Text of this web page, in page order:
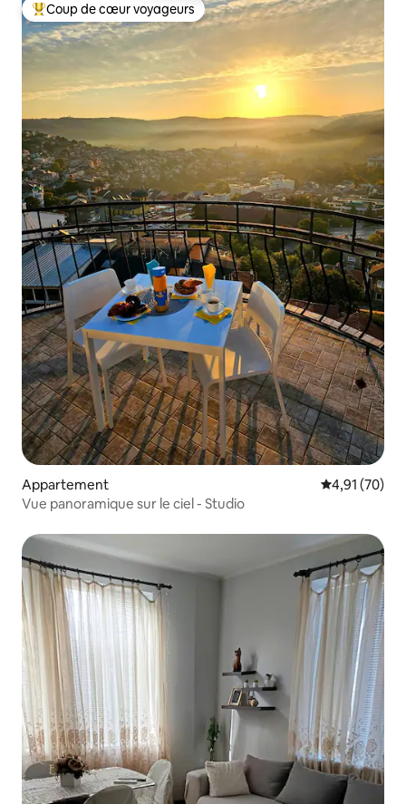
Coups de cœur voyageurs les plus appréciés
Coup de cœur voyageurs
Appartement Évaluation
4,91 (70)
Vue panoramique sur le ciel - Studio